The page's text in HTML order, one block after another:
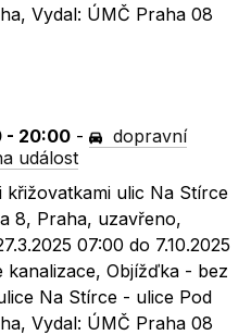
Vydal: ÚMČ Praha 08
- 20:00 -
dopravní
událost
křižovatkami ulic Na Stírce
8, Praha, uzavřeno,
07:00 do 7.10.2025
Objížďka - bez
Na Stírce - ulice Pod
Vydal: ÚMČ Praha 08